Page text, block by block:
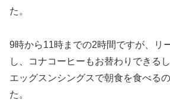
た。
9時から11時までの2時間ですが、リ
し、コナコーヒーもお替わりできる
エッグスンシングスで朝食を食べる
た。